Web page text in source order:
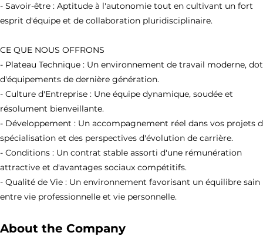
- Savoir-être : Aptitude à l'autonomie tout en cultivant un fort
esprit d'équipe et de collaboration pluridisciplinaire.
CE QUE NOUS OFFRONS
- Plateau Technique : Un environnement de travail moderne,
d'équipements de dernière génération.
- Culture d'Entreprise : Une équipe dynamique, soudée et
résolument bienveillante.
- Développement : Un accompagnement réel dans vos projets
spécialisation et des perspectives d'évolution de carrière.
- Conditions : Un contrat stable assorti d'une rémunération
attractive et d'avantages sociaux compétitifs.
- Qualité de Vie : Un environnement favorisant un équilibre sain
entre vie professionnelle et vie personnelle.
About the Company